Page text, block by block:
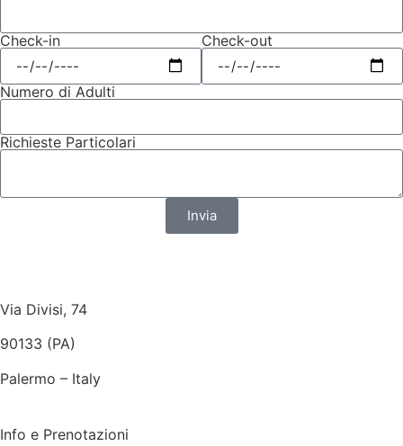
Check-in Check-out
Numero di Adulti
Richieste Particolari
Invia
Via Divisi, 74
90133 (PA)
Palermo – Italy
Info e Prenotazioni